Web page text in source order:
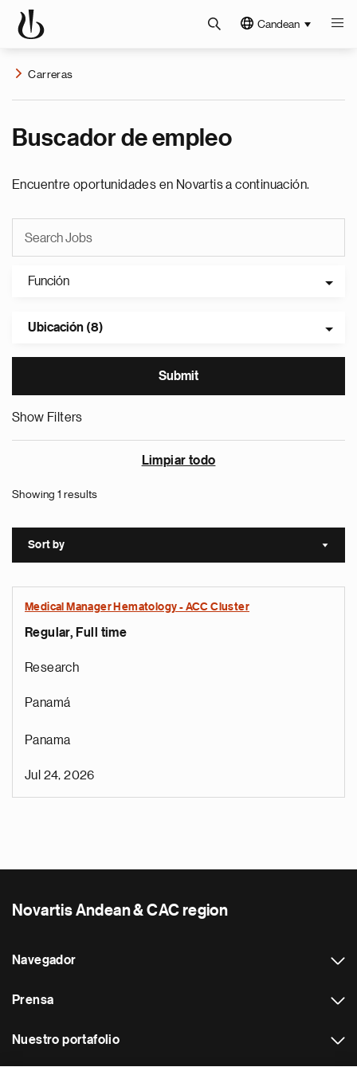
Candean
Carreras
Buscador de empleo
Encuentre oportunidades en Novartis a continuación.
Función
Ubicación (8)
Show Filters
Limpiar todo
Showing 1 results
Sort by Sort
Medical Manager Hematology - ACC Cluster
Regular, Full time
Research
Panamá
Panama
Jul 24, 2026
Novartis Andean & CAC region
Navegador
Prensa
Nuestro portafolio